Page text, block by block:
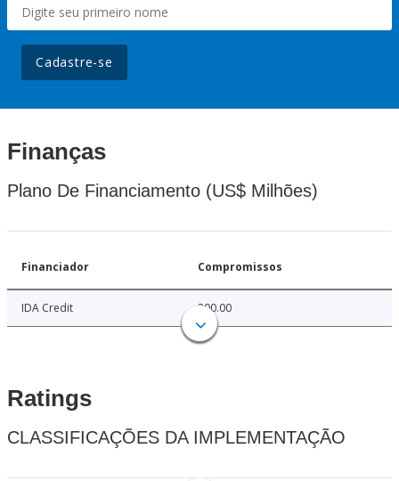
Cadastre-se
Finanças
Plano De Financiamento (US$ Milhões)
Financiador Compromissos
IDA Credit 200.00
Ratings
CLASSIFICAÇÕES DA IMPLEMENTAÇÃO